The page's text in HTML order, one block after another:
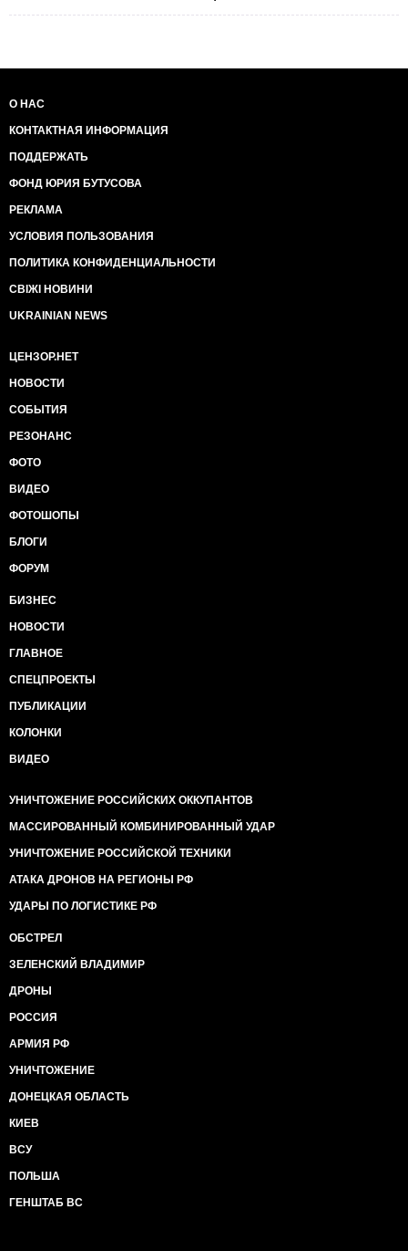
О НАС
КОНТАКТНАЯ ИНФОРМАЦИЯ
ПОДДЕРЖАТЬ
ФОНД ЮРИЯ БУТУСОВА
РЕКЛАМА
УСЛОВИЯ ПОЛЬЗОВАНИЯ
ПОЛИТИКА КОНФИДЕНЦИАЛЬНОСТИ
СВІЖІ НОВИНИ
UKRAINIAN NEWS
ЦЕНЗОР.НЕТ
НОВОСТИ
СОБЫТИЯ
РЕЗОНАНС
ФОТО
ВИДЕО
ФОТОШОПЫ
БЛОГИ
ФОРУМ
БИЗНЕС
НОВОСТИ
ГЛАВНОЕ
СПЕЦПРОЕКТЫ
ПУБЛИКАЦИИ
КОЛОНКИ
ВИДЕО
УНИЧТОЖЕНИЕ РОССИЙСКИХ ОККУПАНТОВ
МАССИРОВАННЫЙ КОМБИНИРОВАННЫЙ УДАР
УНИЧТОЖЕНИЕ РОССИЙСКОЙ ТЕХНИКИ
АТАКА ДРОНОВ НА РЕГИОНЫ РФ
УДАРЫ ПО ЛОГИСТИКЕ РФ
ОБСТРЕЛ
ЗЕЛЕНСКИЙ ВЛАДИМИР
ДРОНЫ
РОССИЯ
АРМИЯ РФ
УНИЧТОЖЕНИЕ
ДОНЕЦКАЯ ОБЛАСТЬ
КИЕВ
ВСУ
ПОЛЬША
ГЕНШТАБ ВС